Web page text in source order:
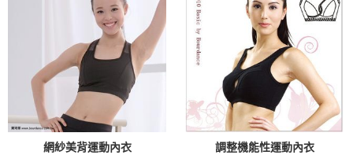
網紗美背運動內衣
調整機能性運動內衣